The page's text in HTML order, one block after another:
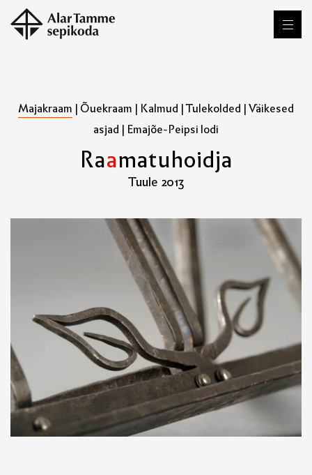
Majakraam | Õuekraam | Kalmud |Tulekolded |Väikesed
asjad | Emajõe-Peipsi lodi
Raamatuhoidja
Tuule 2013